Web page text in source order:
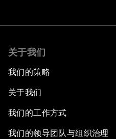
关于我们
我们的策略
关于我们
我们的工作方式
我们的领导团队与组织治理